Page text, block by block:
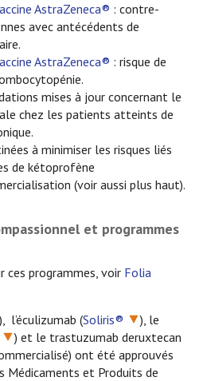
AstraZeneca® : contre-
avec antécédents de
AstraZeneca® : risque de
mises à jour concernant le
chez les patients atteints de
à minimiser les risques liés
de kétoprofène
(voir aussi plus haut).
et programmes
ces programmes, voir Folia
), l’éculizumab (Soliris®
), le
) et le trastuzumab deruxtecan
ont été approuvés
Médicaments et Produits de